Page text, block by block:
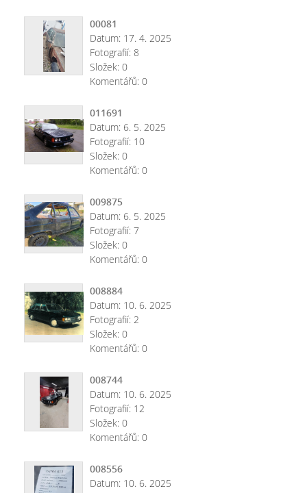
00081
Datum: 17. 4. 2025
Fotografií: 8
Složek: 0
Komentářů: 0
011691
Datum: 6. 5. 2025
Fotografií: 10
Složek: 0
Komentářů: 0
009875
Datum: 6. 5. 2025
Fotografií: 7
Složek: 0
Komentářů: 0
008884
Datum: 10. 6. 2025
Fotografií: 2
Složek: 0
Komentářů: 0
008744
Datum: 10. 6. 2025
Fotografií: 12
Složek: 0
Komentářů: 0
008556
Datum: 10. 6. 2025